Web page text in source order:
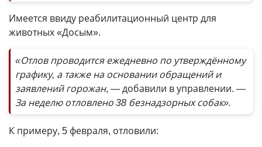
Имеется ввиду реабилитационный центр для
животных «Досым».
«Отлов проводится ежедневно по утверждённому
графику, а также на основании обращений и
заявлений горожан, — добавили в управлении. —
За неделю отловлено 38 безнадзорных собак».
К примеру, 5 февраля, отловили: